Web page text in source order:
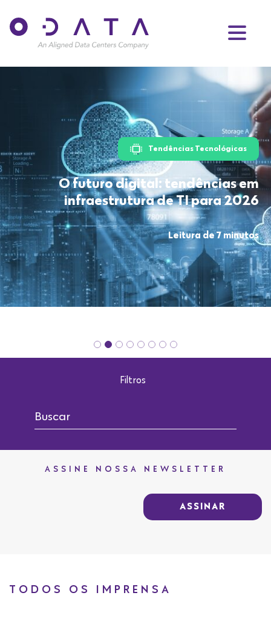
Tendências Tecnológicas
O futuro digital: tendências em
infraestrutura de TI para 2026
Leitura de 7 minutos
Filtros
ASSINE NOSSA NEWSLETTER
ASSINAR
TODOS OS IMPRENSA